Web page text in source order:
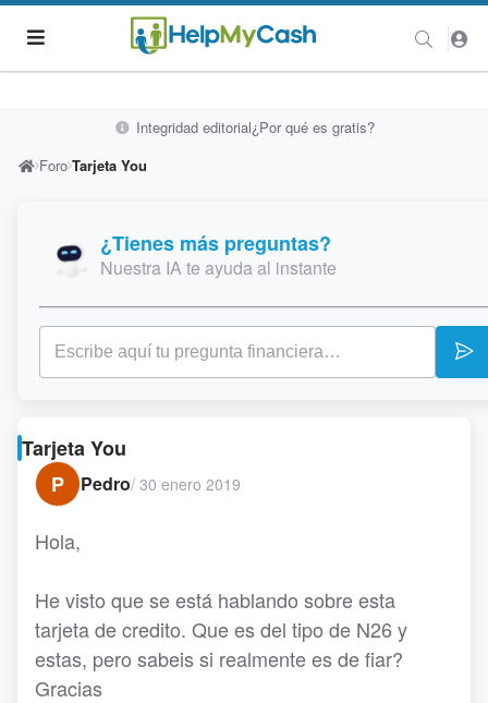
Integridad editorial¿Por qué es gratis?
Foro Tarjeta You
¿Tienes más preguntas?
Nuestra IA te ayuda al instante
Tarjeta You
P
Pedro/ 30 enero 2019
Hola,
He visto que se está hablando sobre esta
tarjeta de credito. Que es del tipo de N26 y
estas, pero sabeis si realmente es de fiar?
Gracias